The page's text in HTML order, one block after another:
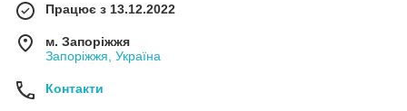
Працює з 13.12.2022
м. Запоріжжя
Запоріжжя, Україна
Контакти